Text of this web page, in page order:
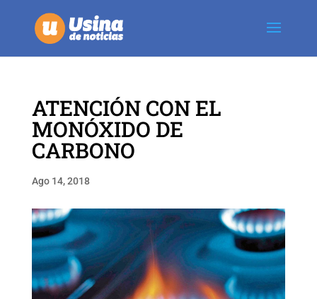
ATENCIÓN CON EL
MONÓXIDO DE
CARBONO
Ago 14, 2018